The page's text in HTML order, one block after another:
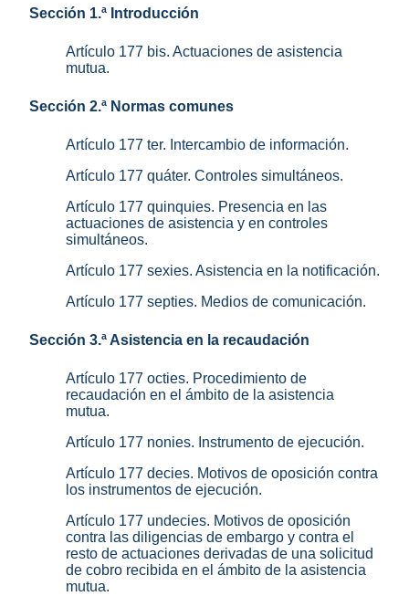
Sección 1.ª Introducción
Artículo 177 bis. Actuaciones de asistencia
mutua.
Sección 2.ª Normas comunes
Artículo 177 ter. Intercambio de información.
Artículo 177 quáter. Controles simultáneos.
Artículo 177 quinquies. Presencia en las
actuaciones de asistencia y en controles
simultáneos.
Artículo 177 sexies. Asistencia en la notificación.
Artículo 177 septies. Medios de comunicación.
Sección 3.ª Asistencia en la recaudación
Artículo 177 octies. Procedimiento de
recaudación en el ámbito de la asistencia
mutua.
Artículo 177 nonies. Instrumento de ejecución.
Artículo 177 decies. Motivos de oposición contra
los instrumentos de ejecución.
Artículo 177 undecies. Motivos de oposición
contra las diligencias de embargo y contra el
resto de actuaciones derivadas de una solicitud
de cobro recibida en el ámbito de la asistencia
mutua.